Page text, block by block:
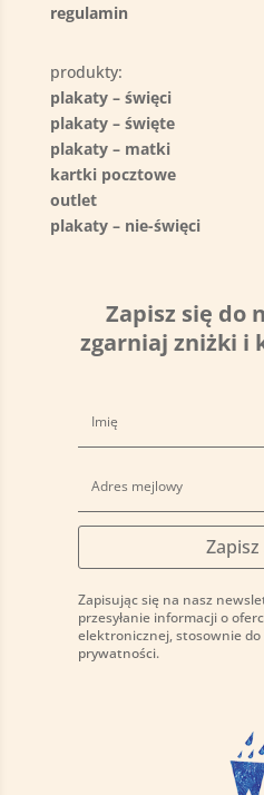
regulamin
produkty:
plakaty – święci
plakaty – święte
plakaty – matki
kartki pocztowe
outlet
plakaty – nie-święci
Zapisz się do
zgarniaj zniżki i
Zapisz
Zapisując się na nasz
przesyłanie informacji o
elektronicznej, stosownie do
prywatności.